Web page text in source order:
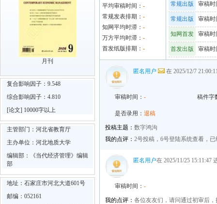
月刊
复合影响因子：9.548
综合影响因子：4.810
[论文] 10000字以上
主管部门：河北省教育厅
主办单位：河北地质大学
编辑部：《当代经济管理》编辑
部
地址：石家庄市河北大道601号
邮编：052161
平均审稿时间： -
常规发表排期： -
知网平均时滞： -
万方平均时滞： -
首发纸版排期： -
常规出版 审稿时
常规出版 审稿时
知网首发 审稿时
首发出版 审稿时
匿名用户 在 2025/12/7
审稿时间： - 稿件字
是否录用： 退稿
投稿主题： 数字鸿沟
我的点评： 2号投稿，6号登陆系统查看，
匿名用户在 2025/11/25 15:11:47
审稿时间： -
我的点评： 各位友友们，请问通过初审后